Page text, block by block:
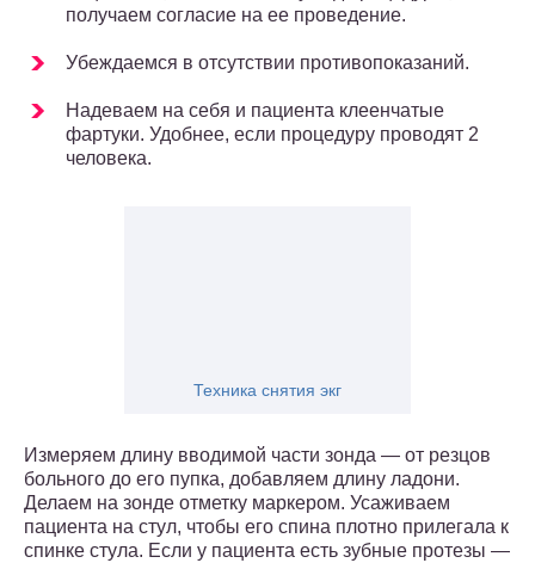
получаем согласие на ее проведение.
Убеждаемся в отсутствии противопоказаний.
Надеваем на себя и пациента клеенчатые
фартуки. Удобнее, если процедуру проводят 2
человека.
Техника снятия экг
Измеряем длину вводимой части зонда — от резцов
больного до его пупка, добавляем длину ладони.
Делаем на зонде отметку маркером. Усаживаем
пациента на стул, чтобы его спина плотно прилегала к
спинке стула. Если у пациента есть зубные протезы —